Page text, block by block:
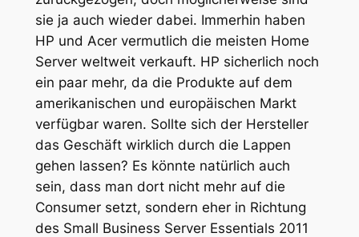
sie ja auch wieder dabei. Immerhin haben
HP und Acer vermutlich die meisten Home
Server weltweit verkauft. HP sicherlich noch
ein paar mehr, da die Produkte auf dem
amerikanischen und europäischen Markt
verfügbar waren. Sollte sich der Hersteller
das Geschäft wirklich durch die Lappen
gehen lassen? Es könnte natürlich auch
sein, dass man dort nicht mehr auf die
Consumer setzt, sondern eher in Richtung
des Small Business Server Essentials 2011